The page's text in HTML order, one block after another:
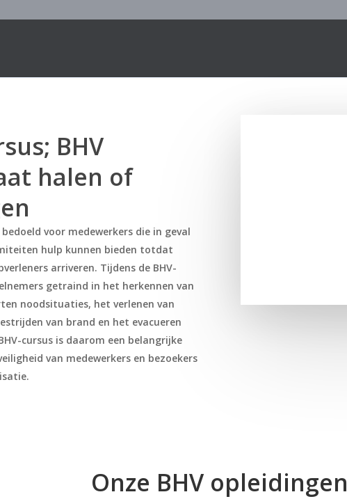
BHV
halen of
bedoeld voor medewerkers die in geval
hulp kunnen bieden totdat
arriveren. Tijdens de BHV-
getraind in het herkennen van
noodsituaties, het verlenen van
van brand en het evacueren
cursus is daarom een belangrijke
van medewerkers en bezoekers
Onze BHV opleidingen